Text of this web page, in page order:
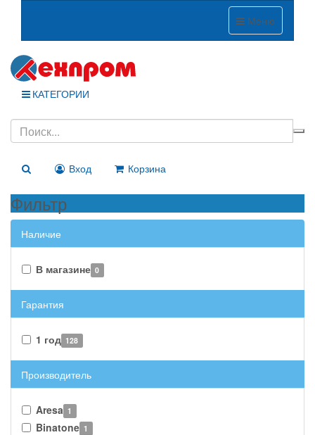
Меню
КАТЕГОРИИ
Вход Корзина
Фильтр
Наличие
В магазине 0
Гарантия
1 год 128
Производитель
Aresa 1
Binatone 1